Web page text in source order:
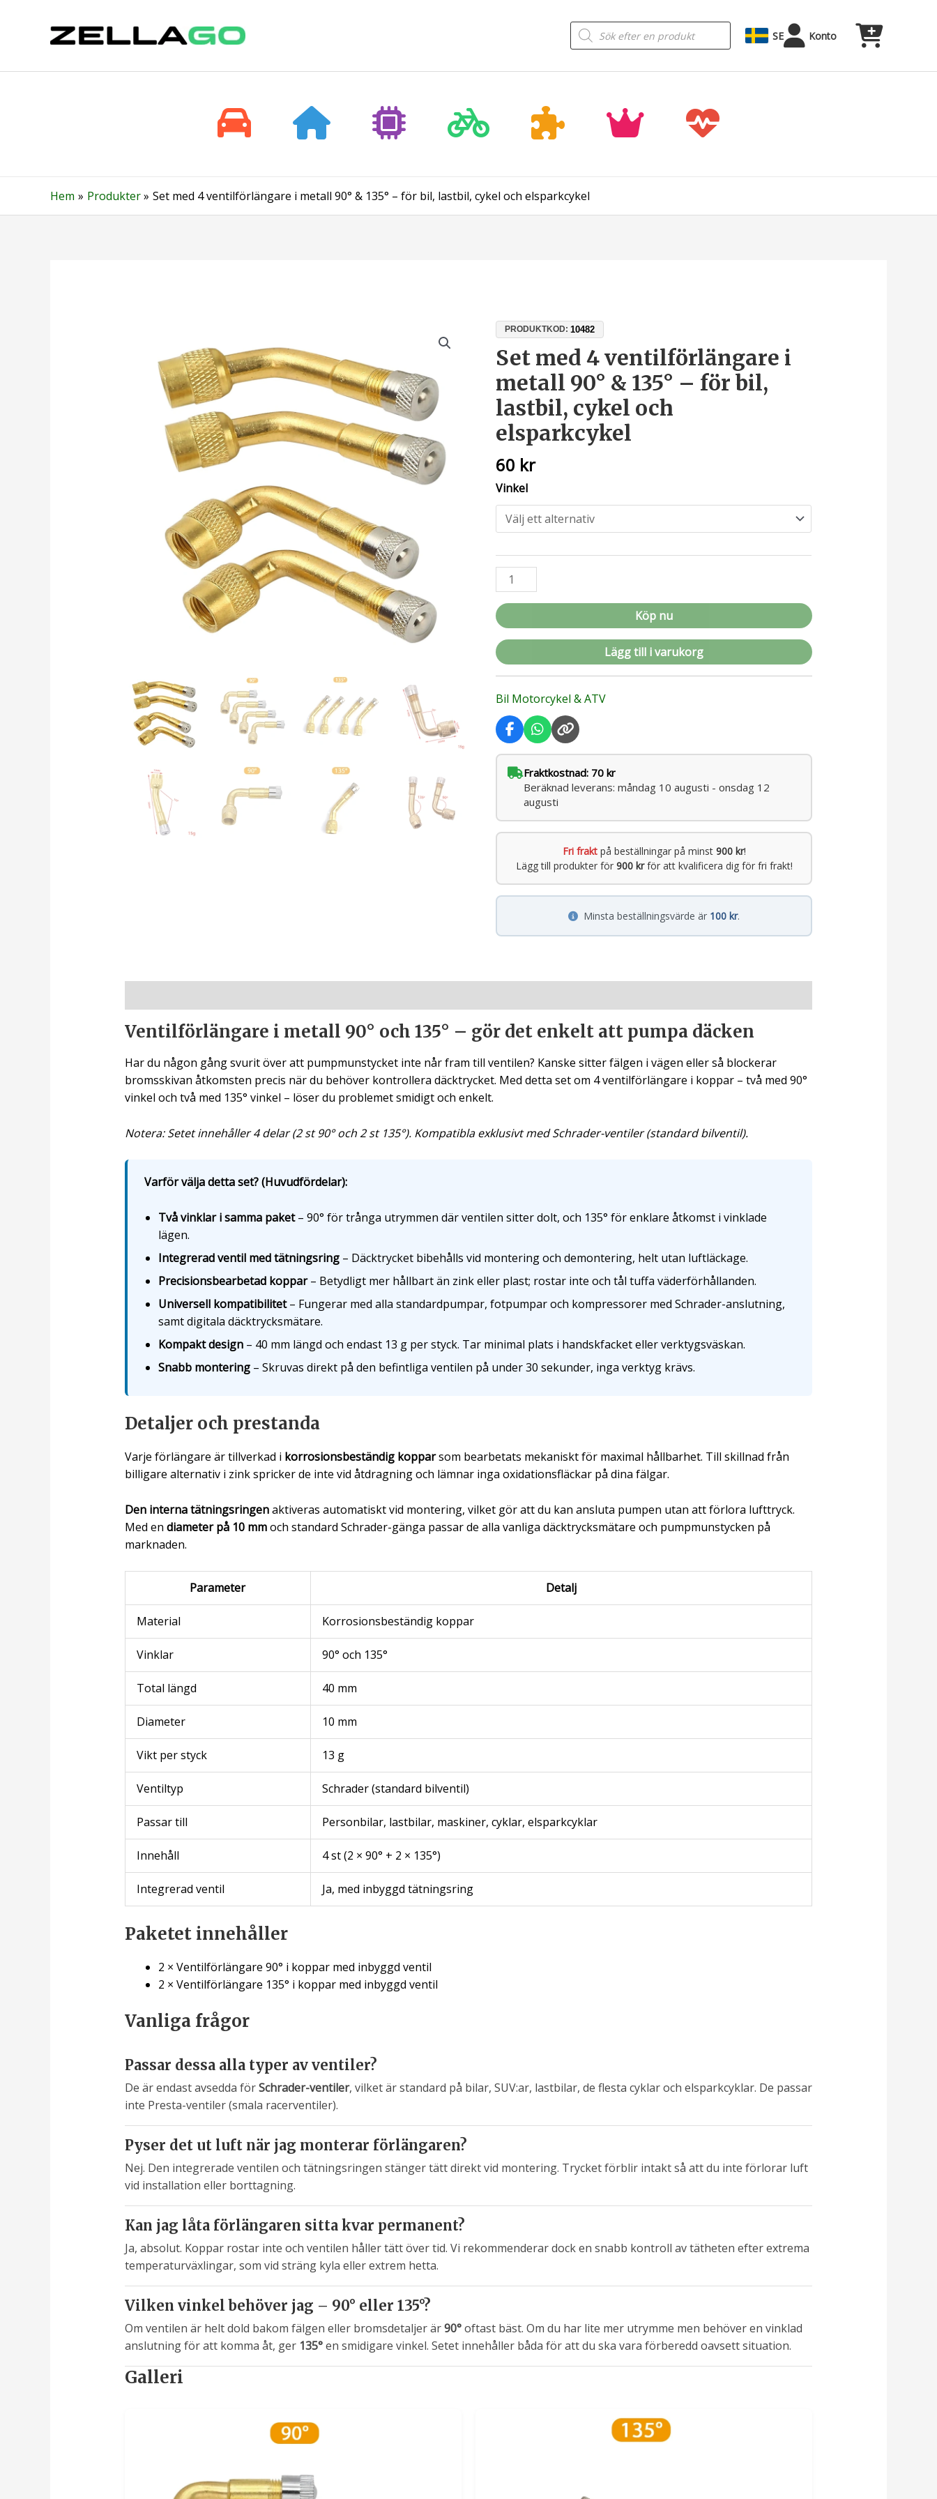
Products
search SE Konto
Hem Produkter Set med 4 ventilförlängare i metall 90° & 135° – för bil, lastbil, cykel och elsparkcykel
PRODUKTKOD:10482
Set med 4 ventilförlängare i
metall 90° & 135° – för bil,
lastbil, cykel och
elsparkcykel
60 kr
Vinkel
Set
4
ventilförlängare
i
metall
90°
135°
–
för
bil,
lastbil,
cykel
och
elsparkcykel
mängd
Köp nu
Lägg till i varukorg
Bil Motorcykel & ATV
Fraktkostnad: 70 kr
Beräknad leverans: måndag 10 augusti - onsdag 12
augusti
Fri fraktpå beställningar på minst 900 kr!
Lägg till produkter för 900 krför att kvalificera dig för fri frakt!
Minsta beställningsvärde är 100 kr.
Ventilförlängare i metall 90° och 135° – gör det enkelt att pumpa däcken
Har du någon gång svurit över att pumpmunstycket inte når fram till ventilen? Kanske sitter fälgen i vägen eller så blockerar
bromsskivan åtkomsten precis när du behöver kontrollera däcktrycket. Med detta set om 4 ventilförlängare i koppar – två med 90°
vinkel och två med 135° vinkel – löser du problemet smidigt och enkelt.
Notera: Setet innehåller 4 delar (2 st 90° och 2 st 135°). Kompatibla exklusivt med Schrader-ventiler (standard bilventil).
Varför välja detta set? (Huvudfördelar):
Två vinklar i samma paket– 90° för trånga utrymmen där ventilen sitter dolt, och 135° för enklare åtkomst i vinklade
lägen.
Integrerad ventil med tätningsring– Däcktrycket bibehålls vid montering och demontering, helt utan luftläckage.
Precisionsbearbetad koppar– Betydligt mer hållbart än zink eller plast; rostar inte och tål tuffa väderförhållanden.
Universell kompatibilitet– Fungerar med alla standardpumpar, fotpumpar och kompressorer med Schrader-anslutning,
samt digitala däcktrycksmätare.
Kompakt design– 40 mm längd och endast 13 g per styck. Tar minimal plats i handskfacket eller verktygsväskan.
Snabb montering– Skruvas direkt på den befintliga ventilen på under 30 sekunder, inga verktyg krävs.
Detaljer och prestanda
Varje förlängare är tillverkad i korrosionsbeständig kopparsom bearbetats mekaniskt för maximal hållbarhet. Till skillnad från
billigare alternativ i zink spricker de inte vid åtdragning och lämnar inga oxidationsfläckar på dina fälgar.
Den interna tätningsringenaktiveras automatiskt vid montering, vilket gör att du kan ansluta pumpen utan att förlora lufttryck.
Med en diameter på 10 mmoch standard Schrader-gänga passar de alla vanliga däcktrycksmätare och pumpmunstycken på
marknaden.
Parameter Detalj
Material Korrosionsbeständig koppar
Vinklar 90° och 135°
Total längd 40 mm
Diameter 10 mm
Vikt per styck 13 g
Ventiltyp Schrader (standard bilventil)
Passar till Personbilar, lastbilar, maskiner, cyklar, elsparkcyklar
Innehåll 4 st (2 × 90° + 2 × 135°)
Integrerad ventil Ja, med inbyggd tätningsring
Paketet innehåller
2 × Ventilförlängare 90° i koppar med inbyggd ventil
2 × Ventilförlängare 135° i koppar med inbyggd ventil
Vanliga frågor
Passar dessa alla typer av ventiler?
De är endast avsedda förSchrader-ventiler, vilket är standard på bilar, SUV:ar, lastbilar, de flesta cyklar och elsparkcyklar. De passar
inte Presta-ventiler (smala racerventiler).
Pyser det ut luft när jag monterar förlängaren?
Nej. Den integrerade ventilen och tätningsringen stänger tätt direkt vid montering. Trycket förblir intakt så att du inte förlorar luft
vid installation eller borttagning.
Kan jag låta förlängaren sitta kvar permanent?
Ja, absolut. Koppar rostar inte och ventilen håller tätt över tid. Vi rekommenderar dock en snabb kontroll av tätheten efter extrema
temperaturväxlingar, som vid sträng kyla eller extrem hetta.
Vilken vinkel behöver jag – 90° eller 135°?
Om ventilen är helt dold bakom fälgen eller bromsdetaljer är90°oftast bäst. Om du har lite mer utrymme men behöver en vinklad
anslutning för att komma åt, ger 135°en smidigare vinkel. Setet innehåller båda för att du ska vara förberedd oavsett situation.
Galleri